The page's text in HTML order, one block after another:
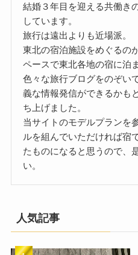
結婚３年目を迎える共働き
しています。
旅行は遠出よりも近場派。
東北の宿泊施設をめぐるの
ペースで東北各地の宿に泊
色々な旅行ブログをのぞい
義な情報発信ができるかも
ち上げました。
当サイトのモデルプランを
ルを組んでいただければ宿
たものになると思うので、
い。
人気記事